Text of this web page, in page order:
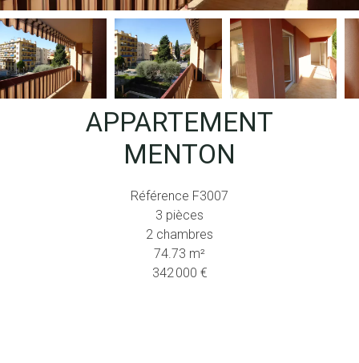
APPARTEMENT
MENTON
Référence F3007
3 pièces
2 chambres
74.73 m²
342 000 €